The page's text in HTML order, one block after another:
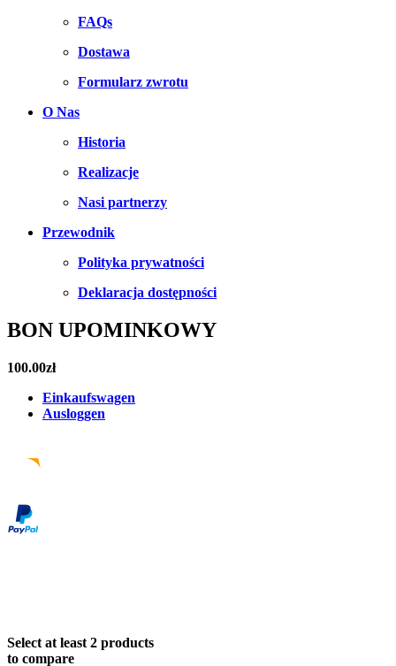
FAQs
Dostawa
Formularz zwrotu
O Nas
Historia
Realizacje
Nasi partnerzy
Przewodnik
Polityka prywatności
Deklaracja dostępności
BON UPOMINKOWY
100.00zł
Einkaufswagen
Ausloggen
Select at least 2 products
to compare